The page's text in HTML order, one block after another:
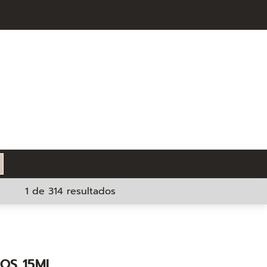
1 de 314 resultados